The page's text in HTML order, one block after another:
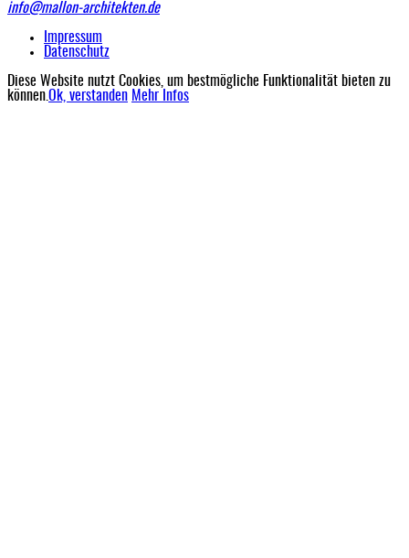
info@mallon-architekten.de
Impressum
Datenschutz
Diese Website nutzt Cookies, um bestmögliche Funktionalität bieten zu
können.Ok, verstanden Mehr Infos